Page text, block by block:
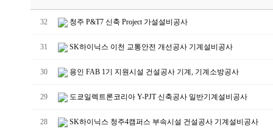
32 청주 P&T7 신축 Project 가설설비공사
31 SK하이닉스 이천 교통안전 개선공사 기계설비공사
30 용인 FAB 1기 지원시설 건설공사 기계, 기계소방공사
29 도쿄일렉트론코리아 Y-PJT 신축공사 일반기계설비공사
28 SK하이닉스 청주4캠퍼스 부속시설 건설공사 기계설비공사